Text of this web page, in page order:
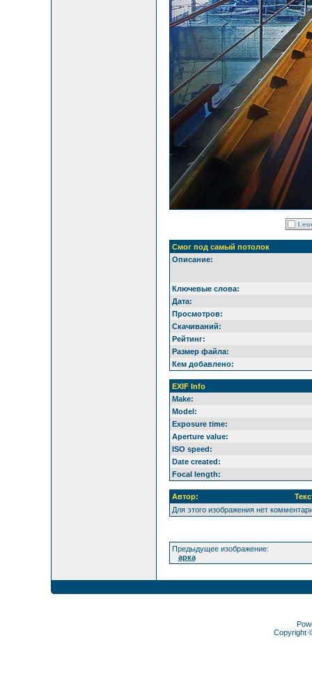
Смог под самый потолок
Описание:
Ключевые слова:
Дата:
Просмотров:
Скачиваний:
Рейтинг:
Размер файла:
Кем добавлено:
EXIF Info
Make:
Model:
Exposure time:
Aperture value:
ISO speed:
Date created:
Focal length:
Автор:
Для этого изображения нет
Предыдущее изображение:
арка
Copyright